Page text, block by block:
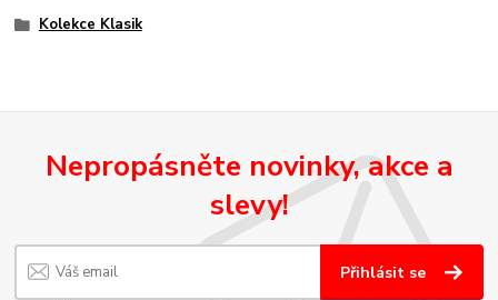
Kolekce Klasik
Nepropásněte novinky, akce a
slevy!
Přihlásit se